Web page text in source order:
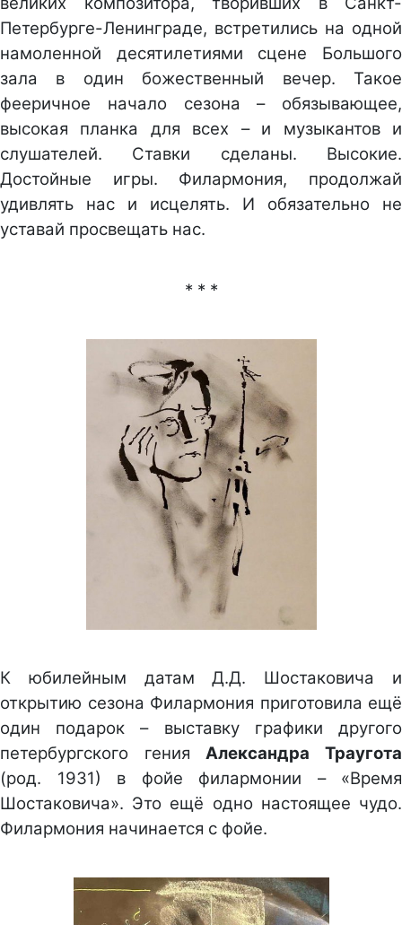
Петербурге-Ленинграде, встретились на одной
намоленной десятилетиями сцене Большого
зала в один божественный вечер. Такое
фееричное начало сезона – обязывающее,
высокая планка для всех – и музыкантов и
слушателей. Ставки сделаны. Высокие.
Достойные игры. Филармония, продолжай
удивлять нас и исцелять. И обязательно не
уставай просвещать нас.
* * *
К юбилейным датам Д.Д. Шостаковича и
открытию сезона Филармония приготовила ещё
один подарок – выставку графики другого
петербургского генияАлександра Траугота
(род. 1931) в фойе филармонии – «Время
Шостаковича». Это ещё одно настоящее чудо.
Филармония начинается с фойе.